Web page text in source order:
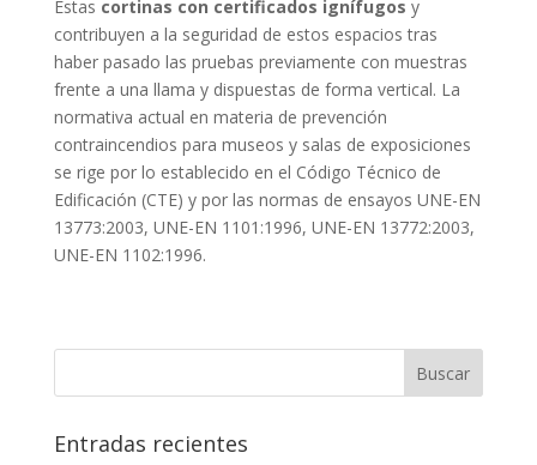
Estas cortinas con certificados ignífugos y
contribuyen a la seguridad de estos espacios tras
haber pasado las pruebas previamente con muestras
frente a una llama y dispuestas de forma vertical. La
normativa actual en materia de prevención
contraincendios para museos y salas de exposiciones
se rige por lo establecido en el Código Técnico de
Edificación (CTE) y por las normas de ensayos UNE-EN
13773:2003, UNE-EN 1101:1996, UNE-EN 13772:2003,
UNE-EN 1102:1996.
Entradas recientes